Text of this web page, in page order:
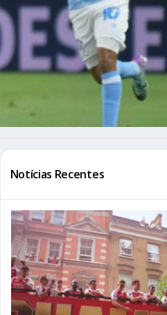
Notícias Recentes